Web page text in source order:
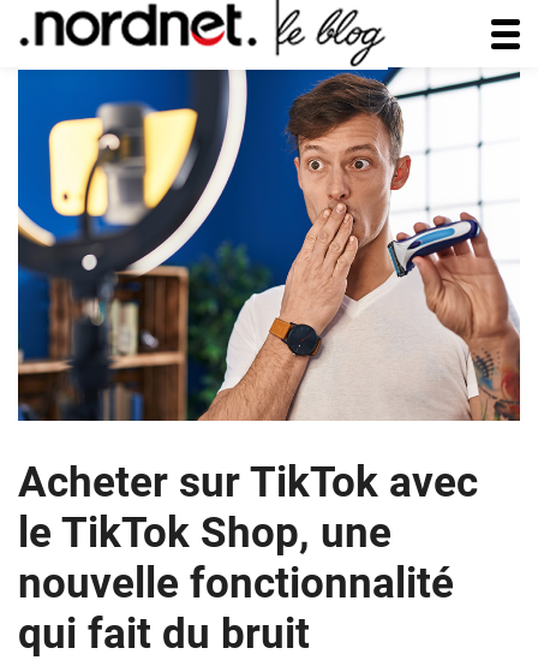
Acheter sur TikTok avec
le TikTok Shop, une
nouvelle fonctionnalité
qui fait du bruit